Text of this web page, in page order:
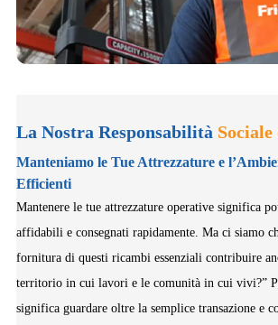
La Nostra Responsabilità Sociale
Manteniamo le Tue Attrezzature e
Efficienti
Mantenere le tue attrezzature operative significa
affidabili e consegnati rapidamente. Ma ci siamo
fornitura di questi ricambi essenziali contribuire
territorio in cui lavori e le comunità in cui vivi?”
significa guardare oltre la semplice transazione e